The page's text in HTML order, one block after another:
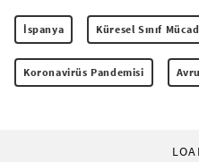
İspanya Küresel Sınıf
Koronavirüs Pandemisi